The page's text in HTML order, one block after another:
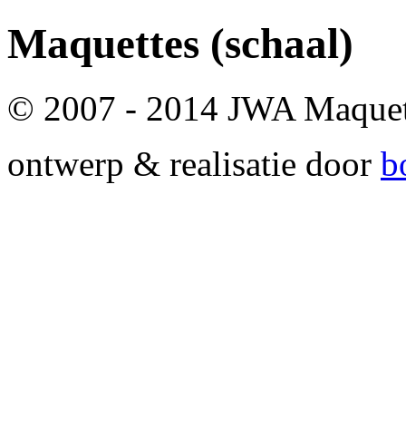
Maquettes (schaal)
© 2007 - 2014 JWA
ontwerp & realisatie door